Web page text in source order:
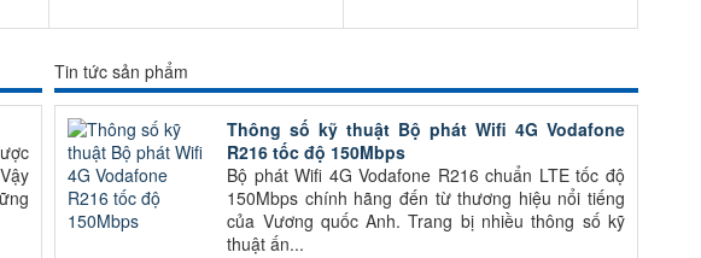
Tin tức sản phẩm
Thông số kỹ thuật Bộ phát Wifi 4G Vodafone
R216 tốc độ 150Mbps
Bộ phát Wifi 4G Vodafone R216 chuẩn LTE tốc độ
150Mbps chính hãng đến từ thương hiệu nổi tiếng
của Vương quốc Anh. Trang bị nhiều thông số kỹ
thuật ấn...